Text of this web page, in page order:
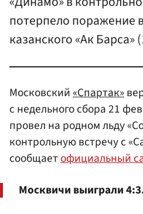
потерпело поражение
казанского «Ак Барса»
Московский«Спартак»
с недельного сбора 21
провел на родном льду
контрольную встречу с
сообщаетофициальный
Москвичи выиграли